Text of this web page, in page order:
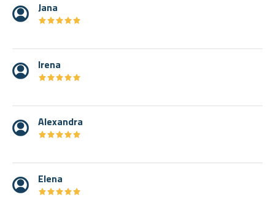
Jana
★★★★★
★★★★★
Irena
★★★★★
★★★★★
Alexandra
★★★★★
★★★★★
Elena
★★★★★
★★★★★